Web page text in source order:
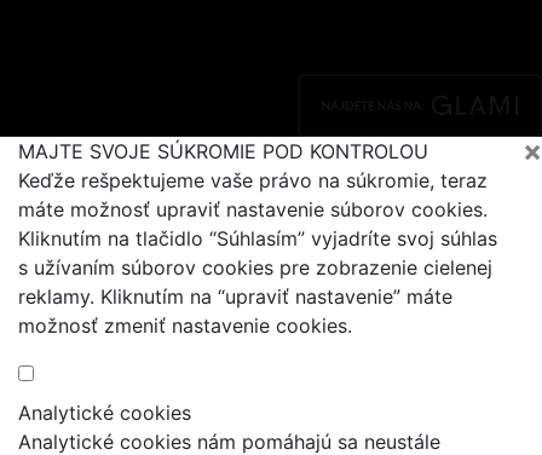
×
MAJTE SVOJE SÚKROMIE POD KONTROLOU
Keďže rešpektujeme vaše právo na súkromie, teraz
máte možnosť upraviť nastavenie súborov cookies.
Kliknutím na tlačidlo “Súhlasím” vyjadríte svoj súhlas
s užívaním súborov cookies pre zobrazenie cielenej
reklamy. Kliknutím na “upraviť nastavenie” máte
možnosť zmeniť nastavenie cookies.
Analytické cookies
Analytické cookies nám pomáhajú sa neustále